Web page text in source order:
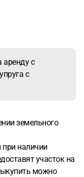
аренду с
с
земельного
наличии
участок на
можно